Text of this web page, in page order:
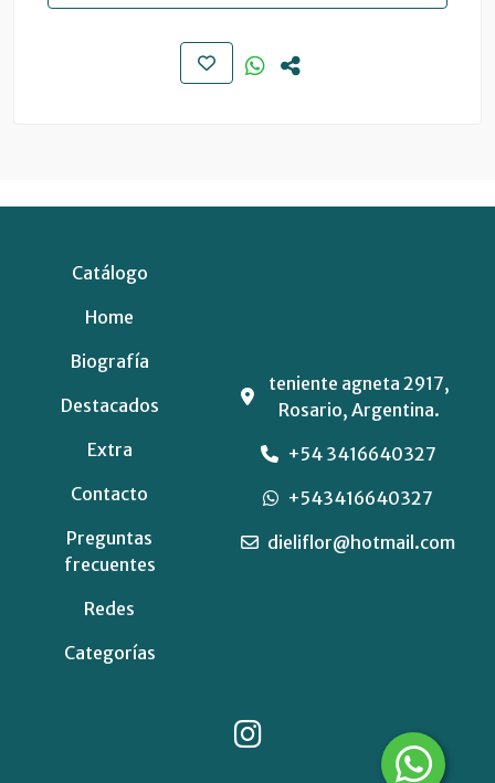
Catálogo
Home
Biografía
Destacados
Extra
Contacto
Preguntas
frecuentes
Redes
Categorías
teniente agneta 2917,
Rosario, Argentina.
+54 3416640327
+543416640327
dieliflor@hotmail.com